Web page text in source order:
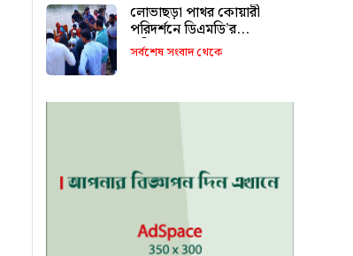
লোভাছড়া পাথর কোয়ারী
পরিদর্শনে ডিএমডি’র
পরিচালক!
সর্বশেষ সংবাদ থেকে